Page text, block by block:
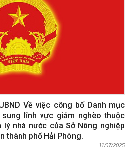
Về việc công bố Danh mục
lĩnh vực giảm nghèo thuộc
lý nhà nước của Sở Nông nghiệp
thành phố Hải Phòng.
11/07/2025